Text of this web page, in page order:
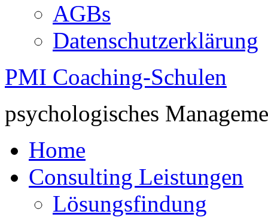
AGBs
Datenschutzerklärung
PMI Coaching-Schulen
psychologisches
Home
Consulting Leistungen
Lösungsfindung